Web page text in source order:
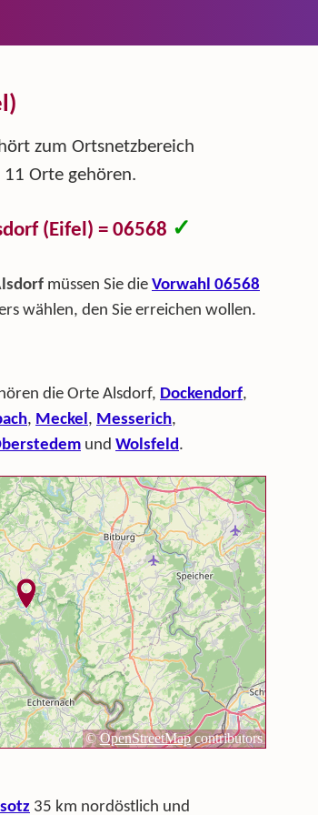
zum Ortsnetzbereich
Orte gehören.
(Eifel) = 06568 ✓
müssen Sie die Vorwahl 06568
wählen, den Sie erreichen wollen.
die Orte Alsdorf, Dockendorf,
, Meckel , Messerich,
und Wolsfeld .
35 km nordöstlich und